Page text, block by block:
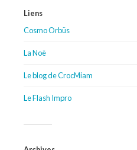
Liens
Cosmo Orbüs
La Noë
Le blog de CrocMiam
Le Flash Impro